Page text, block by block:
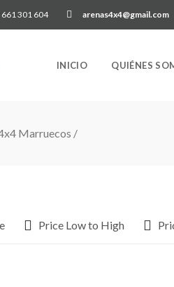
301 604 arenas4x4@gmail.com
INICIO QUIÉNES
Marruecos /
Price Low to High